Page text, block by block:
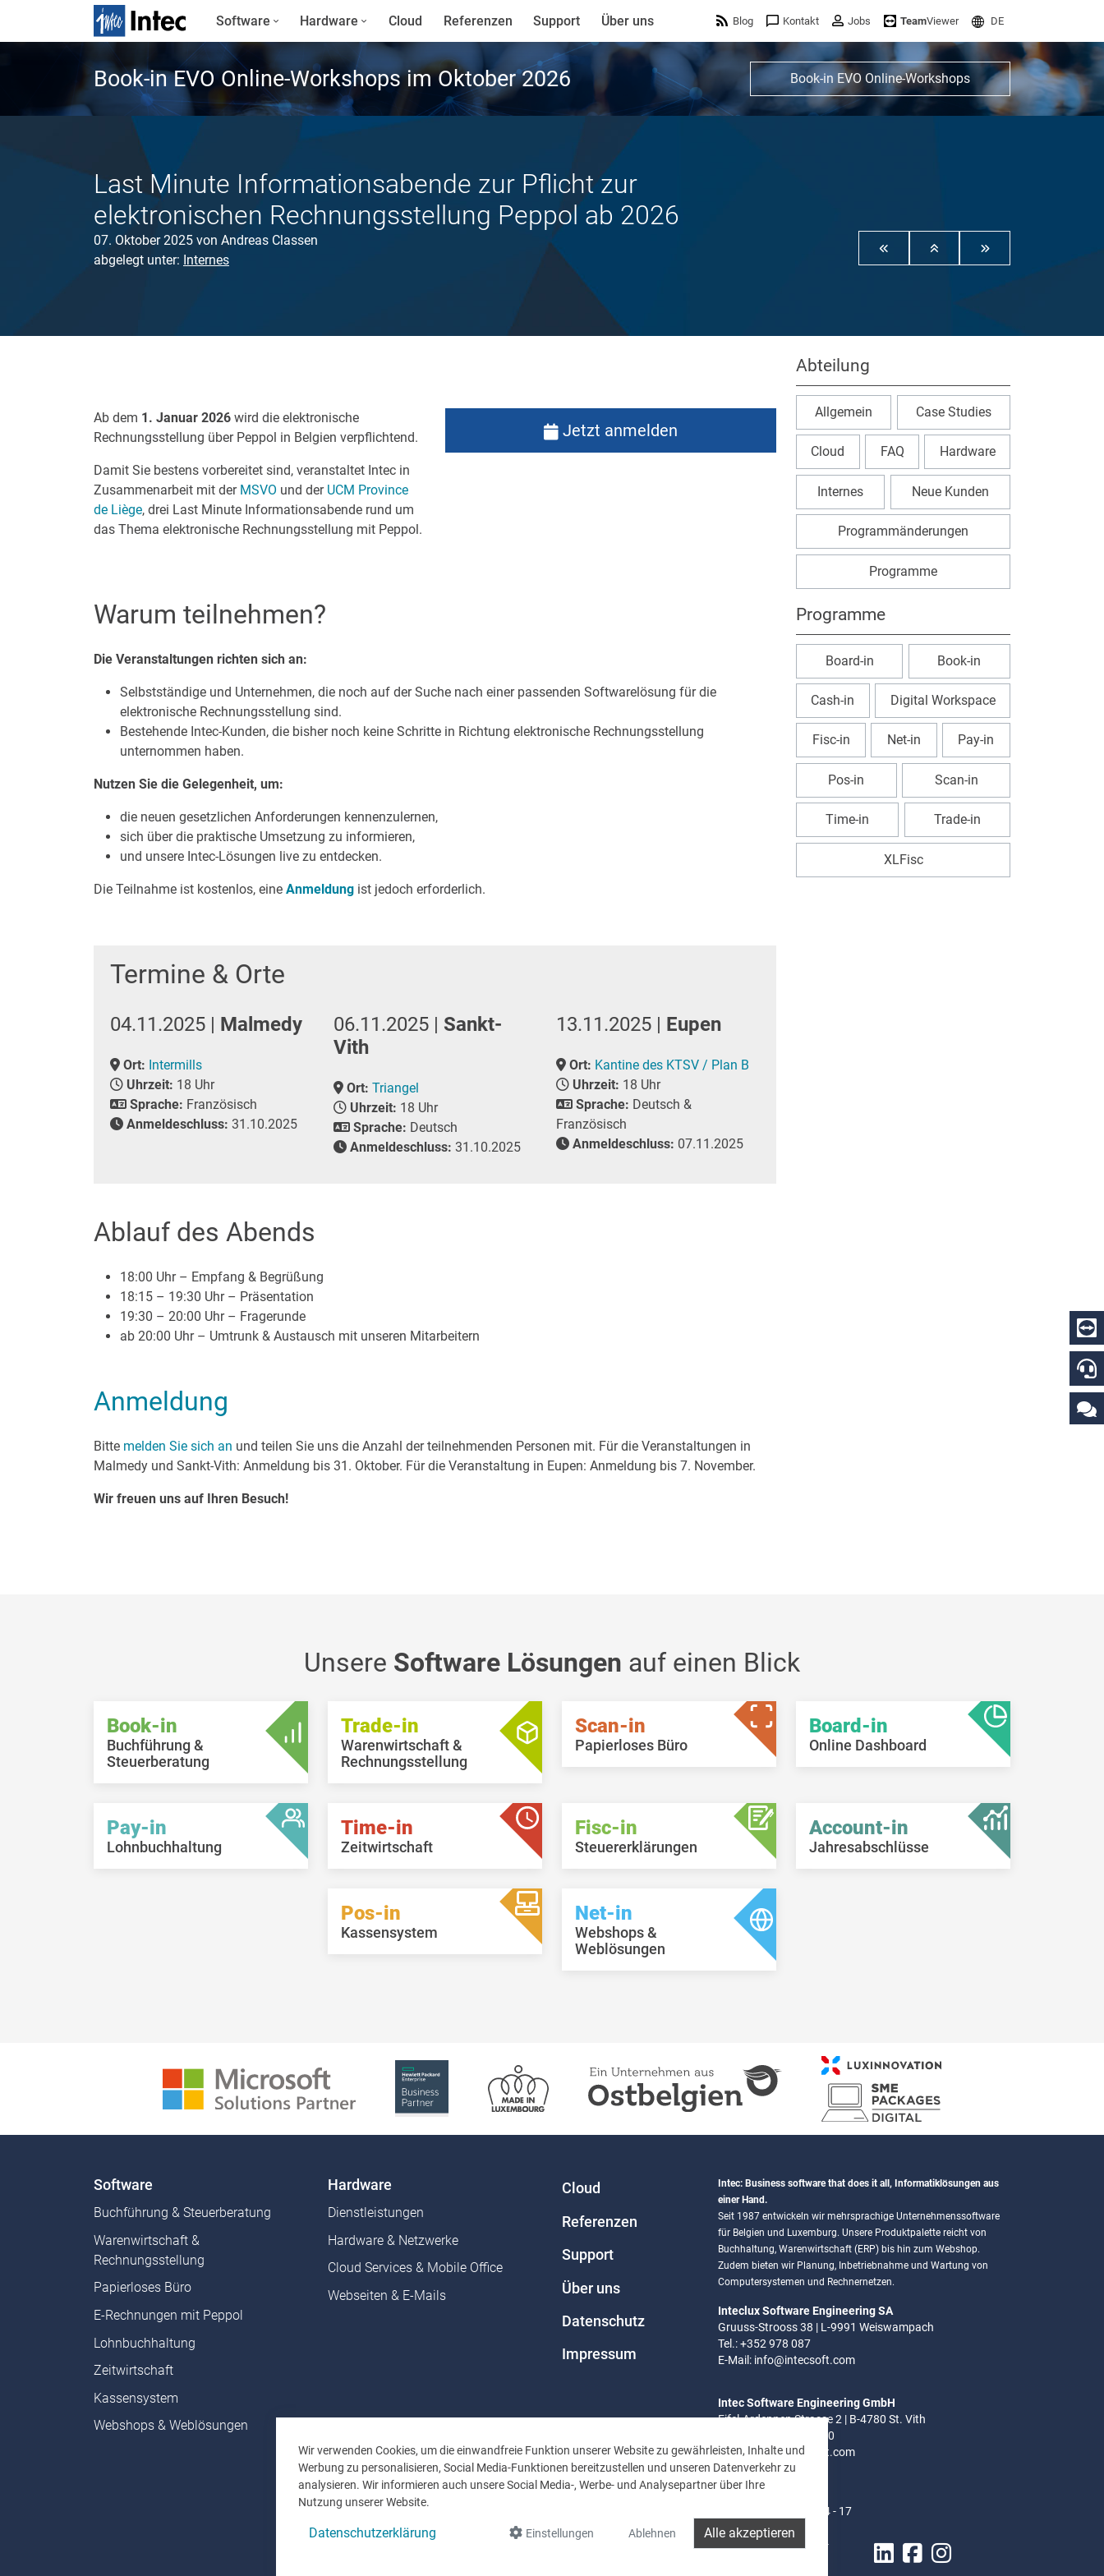
Wir verwenden Cookies, um die einwandfreie Funktion unserer Website zu gewährleisten, Inhalte und
Werbung zu personalisieren, Social Media-Funktionen bereitzustellen und unseren Datenverkehr zu
analysieren. Wir informieren auch unsere Social Media-, Werbe- und Analysepartner über Ihre
Nutzung unserer Website.
Datenschutzerklärung Einstellungen Ablehnen Alle akzeptieren
Software Hardware Cloud Referenzen Support Über uns Blog Kontakt Jobs TeamViewer DE
Book-in EVO Online-Workshops im Oktober 2026 Book-in EVO Online-Workshops
Last Minute Informationsabende zur Pflicht zur
elektronischen Rechnungsstellung Peppol ab 2026
07. Oktober 2025 von Andreas Classen
abgelegt unter: Internes
Ab dem 1. Januar 2026 wird die elektronische
Rechnungsstellung über Peppol in Belgien verpflichtend.
Damit Sie bestens vorbereitet sind, veranstaltet Intec in
Zusammenarbeit mit der MSVO und der UCM Province
de Liège, drei Last Minute Informationsabende rund um
das Thema elektronische Rechnungsstellung mit Peppol.
Jetzt anmelden
Warum teilnehmen?
Die Veranstaltungen richten sich an:
Selbstständige und Unternehmen, die noch auf der Suche nach einer passenden Softwarelösung für die
elektronische Rechnungsstellung sind.
Bestehende Intec-Kunden, die bisher noch keine Schritte in Richtung elektronische Rechnungsstellung
unternommen haben.
Nutzen Sie die Gelegenheit, um:
die neuen gesetzlichen Anforderungen kennenzulernen,
sich über die praktische Umsetzung zu informieren,
und unsere Intec-Lösungen live zu entdecken.
Die Teilnahme ist kostenlos, eine Anmeldung ist jedoch erforderlich.
Termine & Orte
04.11.2025 | Malmedy
Ort: Intermills
Uhrzeit: 18 Uhr
Sprache: Französisch
Anmeldeschluss: 31.10.2025
06.11.2025 | Sankt-
Vith
Ort: Triangel
Uhrzeit: 18 Uhr
Sprache: Deutsch
Anmeldeschluss: 31.10.2025
13.11.2025 | Eupen
Ort: Kantine des KTSV / Plan B
Uhrzeit: 18 Uhr
Sprache: Deutsch &
Französisch
Anmeldeschluss: 07.11.2025
Ablauf des Abends
18:00 Uhr – Empfang & Begrüßung
18:15 – 19:30 Uhr – Präsentation
19:30 – 20:00 Uhr – Fragerunde
ab 20:00 Uhr – Umtrunk & Austausch mit unseren Mitarbeitern
Anmeldung
Bitte melden Sie sich an und teilen Sie uns die Anzahl der teilnehmenden Personen mit. Für die Veranstaltungen in
Malmedy und Sankt-Vith: Anmeldung bis 31. Oktober. Für die Veranstaltung in Eupen: Anmeldung bis 7. November.
Wir freuen uns auf Ihren Besuch!
Abteilung
Allgemein Case Studies
Cloud FAQ Hardware
Internes Neue Kunden
Programmänderungen
Programme
Programme
Board-in Book-in
Cash-in Digital Workspace
Fisc-in Net-in Pay-in
Pos-in Scan-in
Time-in Trade-in
XLFisc
Unsere Software Lösungen auf einen Blick
Book-in
Buchführung &
Steuerberatung
Trade-in
Warenwirtschaft &
Rechnungsstellung
Scan-in
Papierloses Büro
Board-in
Online Dashboard
Pay-in
Lohnbuchhaltung
Time-in
Zeitwirtschaft
Fisc-in
Steuererklärungen
Account-in
Jahresabschlüsse
Pos-in
Kassensystem
Net-in
Webshops &
Weblösungen
Software
Buchführung & Steuerberatung
Warenwirtschaft &
Rechnungsstellung
Papierloses Büro
E-Rechnungen mit Peppol
Lohnbuchhaltung
Zeitwirtschaft
Kassensystem
Webshops & Weblösungen
Hardware
Dienstleistungen
Hardware & Netzwerke
Cloud Services & Mobile Office
Webseiten & E-Mails
Cloud
Referenzen
Support
Über uns
Datenschutz
Impressum
Intec: Business software that does it all, Informatiklösungen aus
einer Hand.
Seit 1987 entwickeln wir mehrsprachige Unternehmenssoftware
für Belgien und Luxemburg. Unsere Produktpalette reicht von
Buchhaltung, Warenwirtschaft (ERP) bis hin zum Webshop.
Zudem bieten wir Planung, Inbetriebnahme und Wartung von
Computersystemen und Rechnernetzen.
Inteclux Software Engineering SA
Gruuss-Strooss 38 | L-9991 Weiswampach
Tel.: +352 978 087
E-Mail: info@intecsoft.com
Intec Software Engineering GmbH
Eifel-Ardennen Strasse 2 | B-4780 St. Vith
Tel.: +32 (0)80 280 080
E-Mail:info@intecsoft.com
Mo - Do: 8 - 12 Uhr | 14 - 17
Uhr
Fr: 8 - 12 Uhr | 14 Uhr -